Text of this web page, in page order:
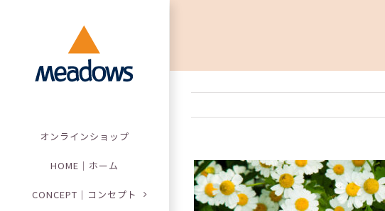
オンラインショップ
HOME｜ホーム
CONCEPT｜コンセプト